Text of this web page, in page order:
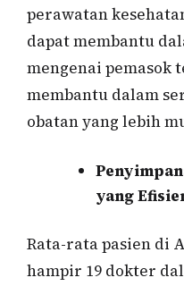
perawatan
dapat membantu
mengenai pemasok
membantu dalam
obatan yang lebih
yang
Rata-rata pasien di
hampir 19 dokter